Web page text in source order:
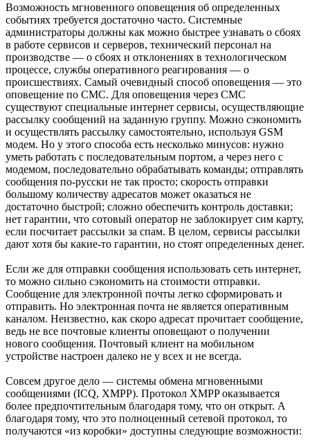
Возможность мгновенного оповещения об определенных
событиях требуется достаточно часто. Системные
администраторы должны как можно быстрее узнавать о сбоях
в работе сервисов и серверов, технический персонал на
производстве — о сбоях и отклонениях в технологическом
процессе, службы оперативного реагирования — о
происшествиях. Самый очевидный способ оповещения — это
оповещение по СМС. Для оповещения через СМС
существуют специальные интернет сервисы, осуществляющие
рассылку сообщений на заданную группу. Можно сэкономить
и осуществлять рассылку самостоятельно, используя GSM
модем. Но у этого способа есть несколько минусов: нужно
уметь работать с последовательным портом, а через него с
модемом, последовательно обрабатывать команды; отправлять
сообщения по-русски не так просто; скорость отправки
большому количеству адресатов может оказаться не
достаточно быстрой; сложно обеспечить контроль доставки;
нет гарантии, что сотовый оператор не заблокирует сим карту,
если посчитает рассылки за спам. В целом, сервисы рассылки
дают хотя бы какие-то гарантии, но стоят определенных денег.
Если же для отправки сообщения использовать сеть интернет,
то можно сильно сэкономить на стоимости отправки.
Сообщение для электронной почты легко сформировать и
отправить. Но электронная почта не является оперативным
каналом. Неизвестно, как скоро адресат прочитает сообщение,
ведь не все почтовые клиенты оповещают о получении
нового сообщения. Почтовый клиент на мобильном
устройстве настроен далеко не у всех и не всегда.
Совсем другое дело — системы обмена мгновенными
сообщениями (ICQ, XMPP). Протокол XMPP оказывается
более предпочтительным благодаря тому, что он открыт. А
благодаря тому, что это полноценный сетевой протокол, то
получаются «из коробки» доступны следующие возможности: